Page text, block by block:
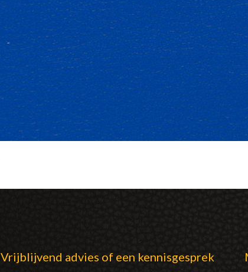
Vrijblijvend advies of een kennisgesprek